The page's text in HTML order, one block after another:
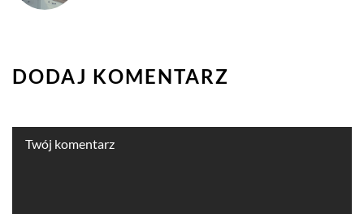
DODAJ KOMENTARZ